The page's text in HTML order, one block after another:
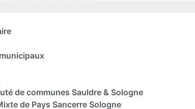
de communes Sauldre & Sologne
de Pays Sancerre Sologne